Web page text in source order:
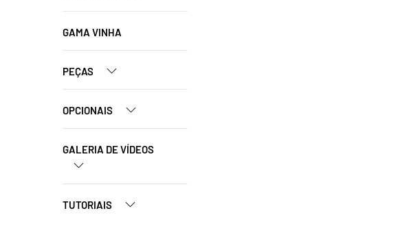
GAMA VINHA
PEÇAS
OPCIONAIS
GALERIA DE VÍDEOS
TUTORIAIS